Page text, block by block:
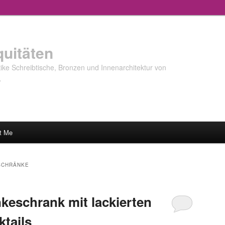
Schreibtische, Bronzen und Innenarchitektur von
Me
mit lackierten